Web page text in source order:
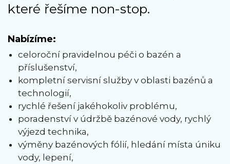
které řešíme non-stop.
Nabízíme:
celoroční pravidelnou péči o bazén a
příslušenství,
kompletní servisní služby v oblasti bazénů a
technologií,
rychlé řešení jakéhokoliv problému,
poradenství v údržbě bazénové vody, rychlý
výjezd technika,
výměny bazénových fólií, hledání místa úniku
vody, lepení,